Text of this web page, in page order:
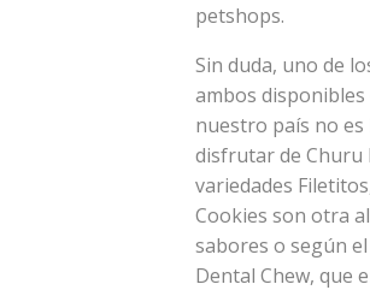
petshops.
Sin duda, uno de
ambos
nuestro país no es
disfrutar de Churu
variedades
Cookies son otra
sabores o según
Dental Chew, que